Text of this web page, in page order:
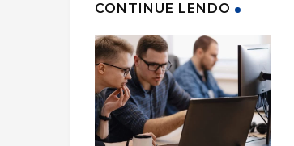
CONTINUE LENDO